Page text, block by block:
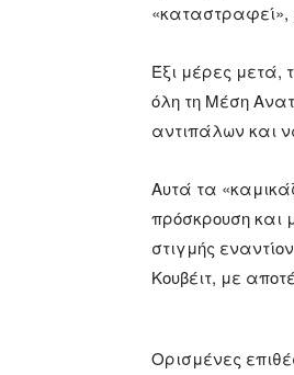
Έξι μέρες μετά,
όλη τη Μέση
αντιπάλων και
Αυτά τα
πρόσκρουση και
στιγμής
Κουβέιτ, με
Ορισμένες